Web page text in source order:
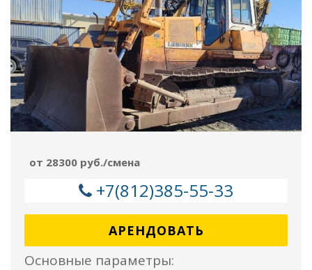
от 28300 руб./смена
+7(812)385-55-33
АРЕНДОВАТЬ
Основные параметры: